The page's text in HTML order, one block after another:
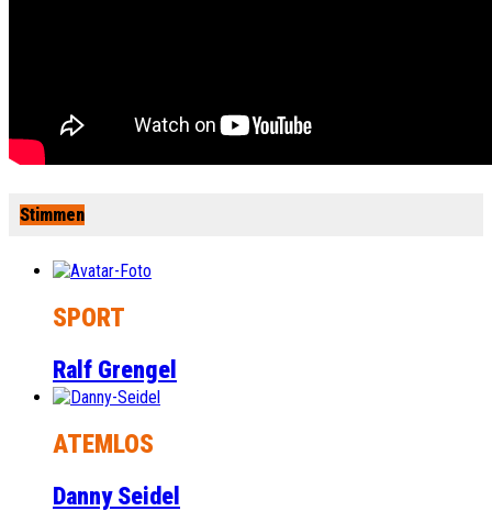
Stimmen
SPORT
Ralf Grengel
ATEMLOS
Danny Seidel